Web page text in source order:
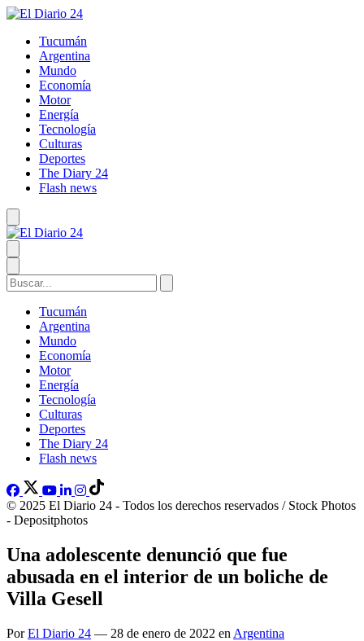
Tucumán
Argentina
Mundo
Economía
Motor
Energía
Tecnología
Culturas
Deportes
The Diary 24
Flash news
Tucumán
Argentina
Mundo
Economía
Motor
Energía
Tecnología
Culturas
Deportes
The Diary 24
Flash news
© 2025 El Diario 24 - Todos los derechos reservados / Stock Photos
- Depositphotos
Una adolescente denunció que fue
abusada en el interior de un boliche de
Villa Gesell
PorEl Diario 24 — 28 de enero de 2022 en Argentina